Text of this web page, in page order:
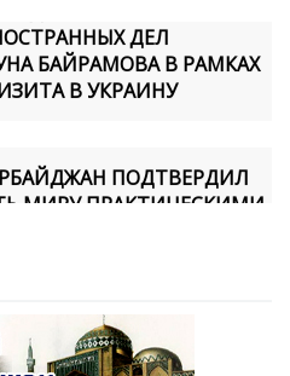
БАЙРАМОВА В РАМКАХ
В УКРАИНУ
МИРУ ПРАКТИЧЕСКИМИ
ЧТО АРМЯНСКАЯ
НАПРАВЛЕНИИ»